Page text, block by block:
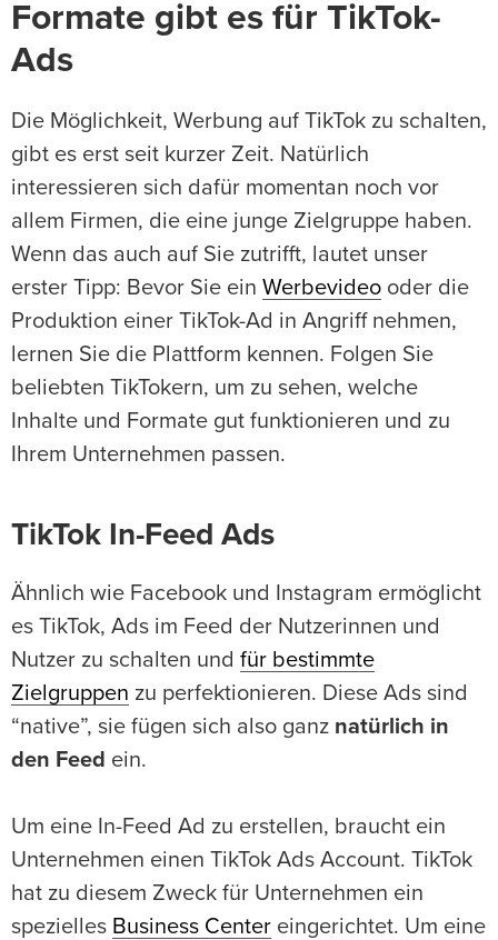
Formate gibt es für TikTok-
Ads
Die Möglichkeit, Werbung auf TikTok zu schalten,
gibt es erst seit kurzer Zeit. Natürlich
interessieren sich dafür momentan noch vor
allem Firmen, die eine junge Zielgruppe haben.
Wenn das auch auf Sie zutrifft, lautet unser
erster Tipp: Bevor Sie ein Werbevideo oder die
Produktion einer TikTok-Ad in Angriff nehmen,
lernen Sie die Plattform kennen. Folgen Sie
beliebten TikTokern, um zu sehen, welche
Inhalte und Formate gut funktionieren und zu
Ihrem Unternehmen passen.
TikTok In-Feed Ads
Ähnlich wie Facebook und Instagram ermöglicht
es TikTok, Ads im Feed der Nutzerinnen und
Nutzer zu schalten und für bestimmte
Zielgruppen zu perfektionieren. Diese Ads sind
“native”, sie fügen sich also ganz natürlich in
den Feed ein.
Um eine In-Feed Ad zu erstellen, braucht ein
Unternehmen einen TikTok Ads Account. TikTok
hat zu diesem Zweck für Unternehmen ein
spezielles Business Center eingerichtet. Um eine